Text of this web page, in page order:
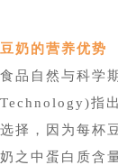
豆奶的营养优势
食品自然与科学
Technology)指
选择，因为每杯
奶之中蛋白质含